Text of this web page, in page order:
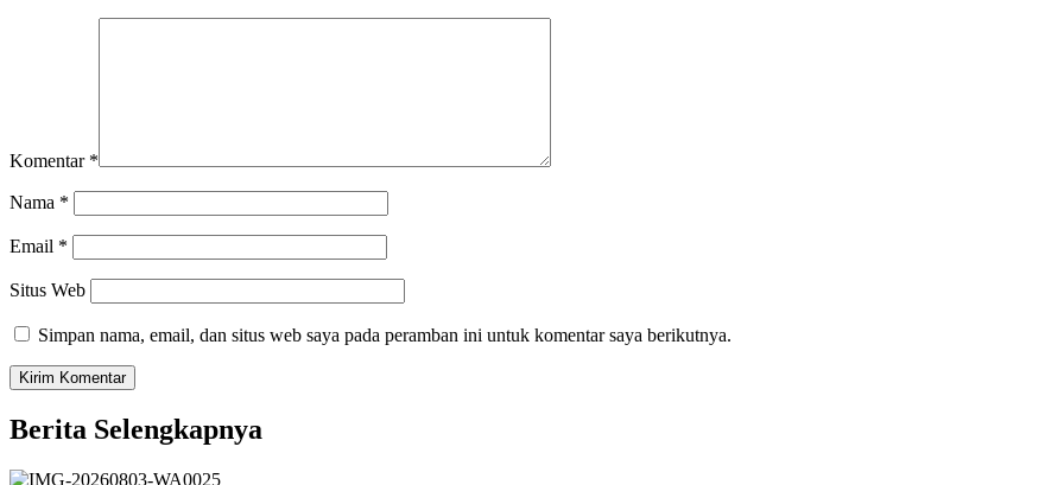
Komentar *
Nama *
Email *
Situs Web
Simpan nama, email, dan situs web saya pada peramban ini untuk komentar saya berikutnya.
Berita Selengkapnya